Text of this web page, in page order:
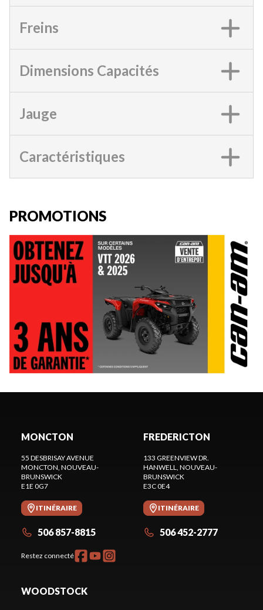
Freins
Dimensions Capacités
Jauge
Caractéristiques
PROMOTIONS
MONCTON
55 DESBRISAY AVENUE
MONCTON , NOUVEAU-
BRUNSWICK
E1E 0G7
ITINÉRAIRE
506 857-8815
Restez connecté
FREDERICTON
133 GREENVIEW DR.
HANWELL , NOUVEAU-
BRUNSWICK
E3C 0E4
ITINÉRAIRE
506 452-2777
WOODSTOCK